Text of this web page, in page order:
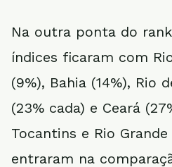
Na outra ponta do
índices ficaram com
(9%), Bahia (14%), Rio
(23% cada) e Ceará
Tocantins e Rio
entraram na